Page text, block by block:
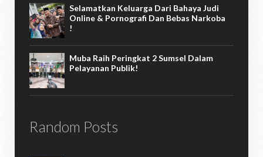
Selamatkan Keluarga Dari Bahaya Judi
Online & Pornografi Dan Bebas Narkoba
!
Muba Raih Peringkat 2 Sumsel Dalam
Pelayanan Publik!
Random Posts